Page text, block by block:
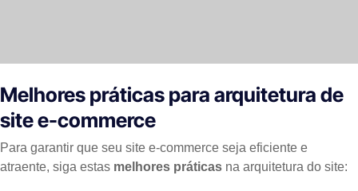
Melhores práticas para arquitetura de
site e-commerce
Para garantir que seu site e-commerce seja eficiente e
atraente, siga estas melhores práticas na arquitetura do site: